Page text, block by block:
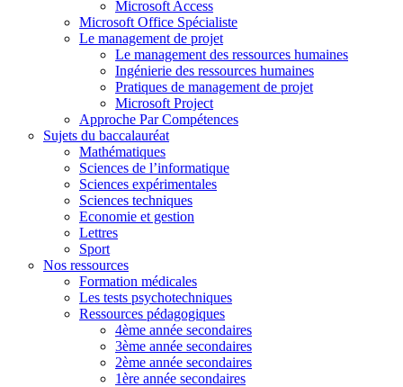
Microsoft Access
Microsoft Office Spécialiste
Le management de projet
Le management des ressources humaines
Ingénierie des ressources humaines
Pratiques de management de projet
Microsoft Project
Approche Par Compétences
Sujets du baccalauréat
Mathématiques
Sciences de l’informatique
Sciences expérimentales
Sciences techniques
Economie et gestion
Lettres
Sport
Nos ressources
Formation médicales
Les tests psychotechniques
Ressources pédagogiques
4ème année secondaires
3ème année secondaires
2ème année secondaires
1ère année secondaires